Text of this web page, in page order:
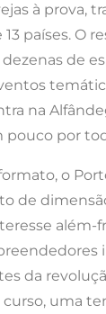
à prova,
países. O
de
na
pouco por
o
de
além-
da
curso, uma